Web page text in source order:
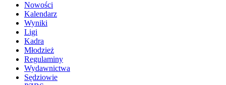
Nowości
Kalendarz
Wyniki
Ligi
Kadra
Młodzież
Regulaminy
Wydawnictwa
Sędziowie